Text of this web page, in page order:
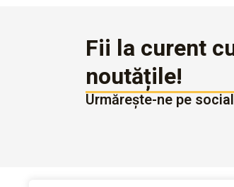
Fii la curent
noutățile!
Urmărește-ne pe